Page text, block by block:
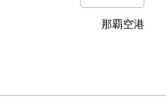
那覇空港